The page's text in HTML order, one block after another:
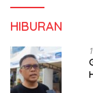
HIBURAN